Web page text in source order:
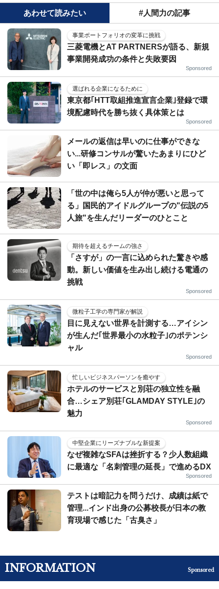
あわせて読みたい #人間力の記事
事業ポートフォリオの変革に挑戦
三菱電機とAT PARTNERSが語る、新規
事業開発成功の条件と失敗要因
Sponsored
選ばれる企業になるために
東京都｢HTT取組推進宣言企業｣登録で環
境配慮時代を勝ち抜く具体策とは
Sponsored
メールの返信は早いのに仕事ができな
い...研修コンサルが驚いたあまりにひど
い「即レス」の文面
「世の中は俺ら5人が仲が悪いと思って
る」国民的アイドルグループの"伝説の5
人旅"を生んだリーダーのひとこと
期待を超えるチームの強さ
「さすが」の一言に込められた驚きや感
動。新しい価値を生み出し続ける電通の
挑戦
Sponsored
微粒子工学の専門家が解説
目に見えない世界を計測する…アイシン
が生んだ｢世界最小の水粒子｣のポテンシ
ャル
Sponsored
忙しいビジネスパーソンを癒やす
ホテルのサービスと別荘の独立性を融
合…シェア別荘｢GLAMDAY STYLE｣の
魅力
Sponsored
中堅企業にリーズナブルな新提案
なぜ複雑なSFAは挫折する？少人数組織
に最適な「名刺管理の延長」で進めるDX
Sponsored
テストは暗記力を問うだけ、成績は紙で
管理...インド出身の公募校長が日本の教
育現場で感じた「古臭さ」
INFORMATION Sponsored